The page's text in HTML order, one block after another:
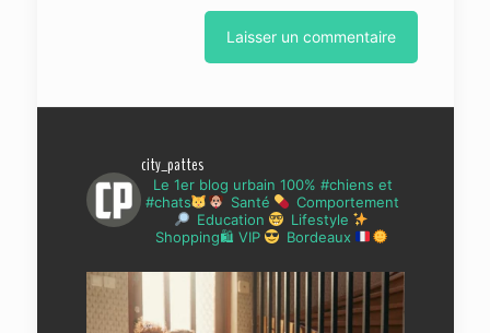
city_pattes
Le 1er blog urbain 100% #chiens et
#chats
Santé
Comportement
Education
Lifestyle
Shopping🛍 VIP
Bordeaux